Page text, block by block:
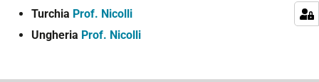
Turchia Prof. Nicolli
Ungheria Prof. Nicolli